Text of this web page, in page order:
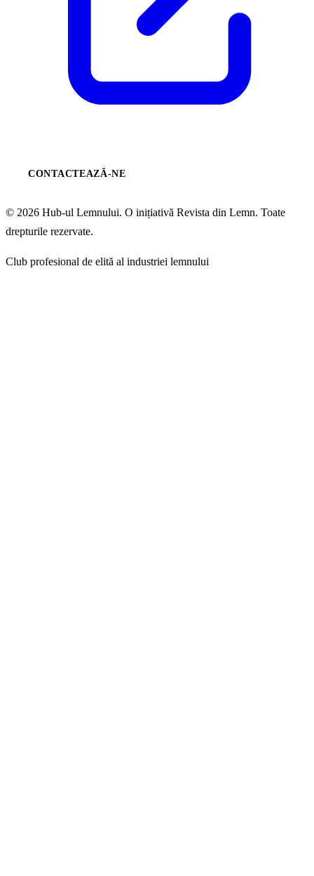
CONTACTEAZĂ-NE
© 2026 Hub-ul Lemnului. O inițiativă Revista din Lemn. Toate
drepturile rezervate.
Club profesional de elită al industriei lemnului